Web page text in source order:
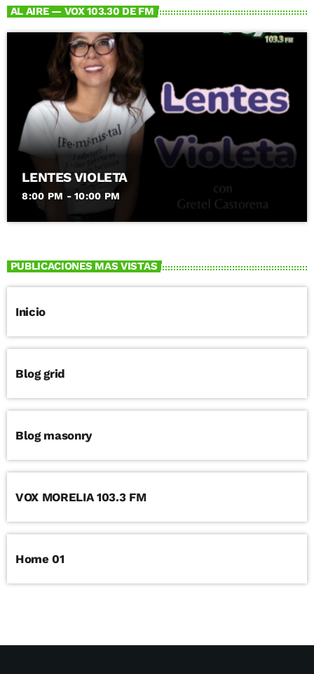
AL AIRE — VOX 103.30 DE FM
LENTES VIOLETA
8:00 PM - 10:00 PM
PUBLICACIONES MAS VISTAS
Inicio
Blog grid
Blog masonry
VOX MORELIA 103.3 FM
Home 01